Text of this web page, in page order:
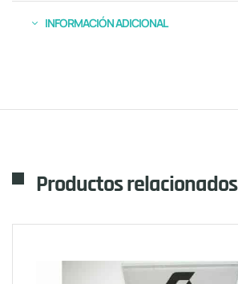
INFORMACIÓN ADICIONAL
Productos relacionados